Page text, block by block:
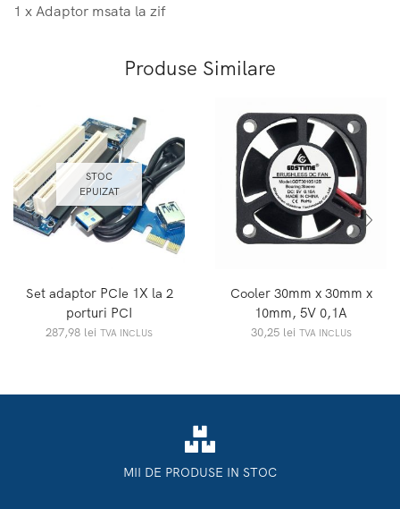
1 x Adaptor msata la zif
Produse Similare
STOC
EPUIZAT
Set adaptor PCIe 1X la 2
porturi PCI
287,98 lei TVA INCLUS
Cooler 30mm x 30mm x
10mm, 5V 0,1A
30,25 lei TVA INCLUS
MII DE PRODUSE IN STOC